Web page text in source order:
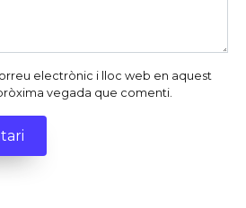
electrònic i lloc web en aquest
vegada que comenti.